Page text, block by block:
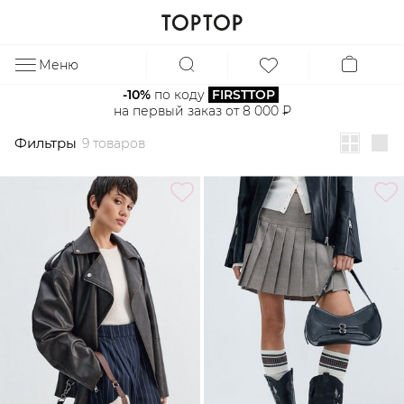
Меню
-10% по коду FIRSTTOP
на первый заказ от 8 000 ₽
Фильтры 9 товаров
Фильтры